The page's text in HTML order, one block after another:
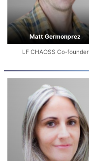
Matt Germonprez
LF CHAOSS Co-founder